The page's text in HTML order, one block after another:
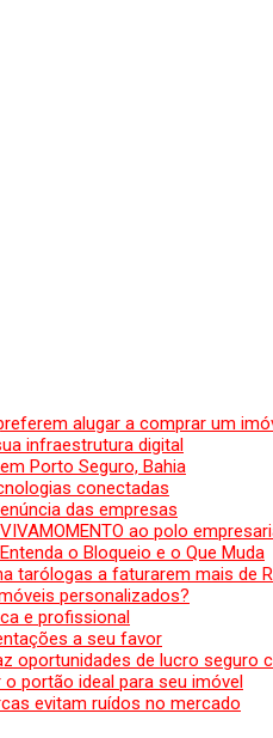
alugar a comprar um
infraestrutura digital
Porto Seguro, Bahia
conectadas
das empresas
ao polo
o Bloqueio e o Que Muda
tarólogas a faturarem mais de
personalizados?
e profissional
a seu favor
oportunidades de lucro seguro
portão ideal para seu imóvel
evitam ruídos no mercado